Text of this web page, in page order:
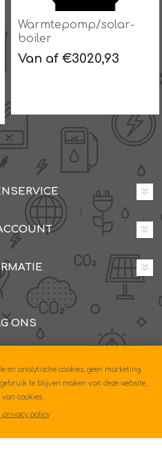
Warmtepomp-
combinatieboiler 300 l
met 1
buiswarmtewisselaars
ONS
0604630
en analytische cookies, geen marketing
te blijven maken van deze website,
cookies.
privacy policy